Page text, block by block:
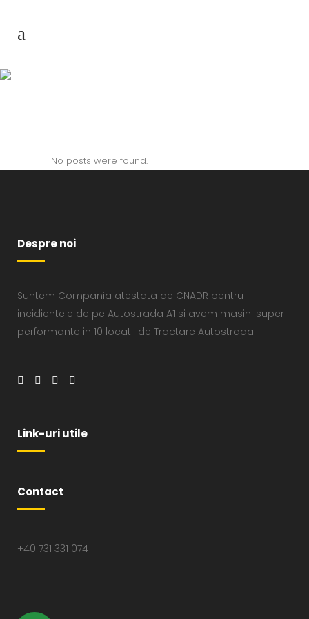
No posts were found.
Despre noi
Suntem Compania atestata de CNADR pentru
incidientele de pe Autostrada A1 si avem masini super
performante in 10 locatii de Tractare Autostrada.
Link-uri utile
Contact
+40 731 331 074